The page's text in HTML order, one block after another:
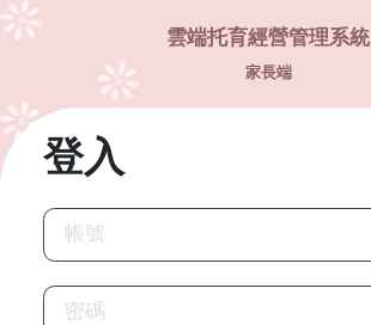
雲端托育經營管理系統
家長端
登入
帳號
密碼